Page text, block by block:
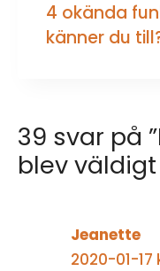
4 okända
känner du
39 svar på
blev
Jeanette
2020-01-17